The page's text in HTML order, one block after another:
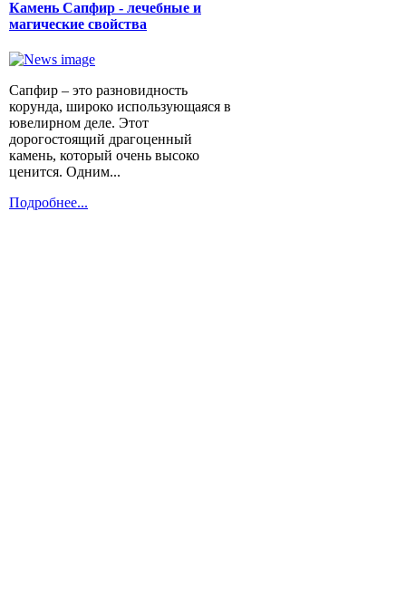
Камень Сапфир - лечебные и
магические свойства
Сапфир – это разновидность
корунда, широко использующаяся в
ювелирном деле. Этот
дорогостоящий драгоценный
камень, который очень высоко
ценится. Одним...
Подробнее...